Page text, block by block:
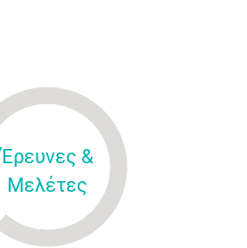
Έρευνες &
Μελέτες